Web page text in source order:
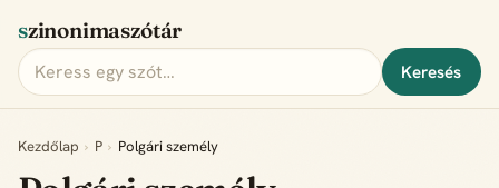
szinonimaszótár
Keresés
Kezdőlap › P › Polgári személy